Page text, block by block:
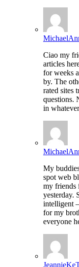
Ciao my
articles
for weeks
by. The
rated sites
questions.
in
My
spot web
my friends
yesterday.
intelligent
for my
everyone